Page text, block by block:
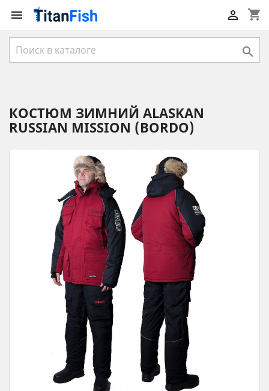
 shopping_cart


КОСТЮМ ЗИМНИЙ ALASKAN
RUSSIAN MISSION (BORDO)